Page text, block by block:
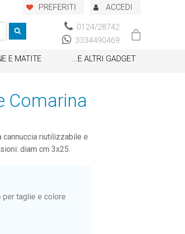
PREFERITI ACCEDI
0124/28742
3334490469
E MATITE ...E ALTRI GADGET
Comarina
cannuccia riutilizzabile e
diam cm 3x25.
taglie e colore